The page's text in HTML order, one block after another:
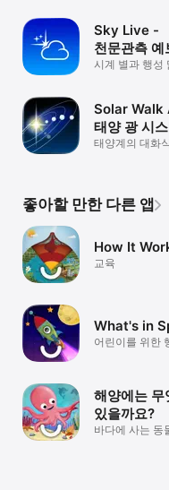
Sky Live -
천문관측 예
스타 가이드
시계 별과 행성
Solar Walk
태양 광 시
태양계의 대화
좋아할 만한 다른 앱
How It
교육
What's in
어린이를 위한
해양에는 무
있을까요?
바다에 사는 동